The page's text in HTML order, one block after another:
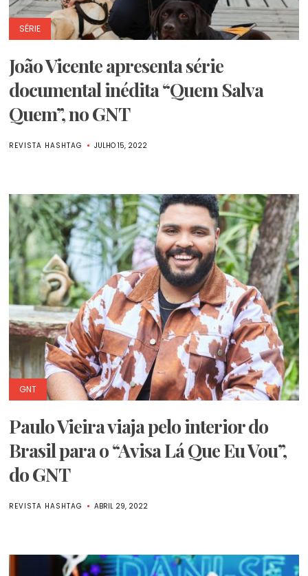
SÉRIE
João Vicente apresenta série
documental inédita “Quem Salva
Quem”, no GNT
REVISTA HASHTAG JULHO 15, 2022
GNT
Paulo Vieira viaja pelo interior do
Brasil para o “Avisa Lá Que Eu Vou”,
do GNT
REVISTA HASHTAG ABRIL 29, 2022